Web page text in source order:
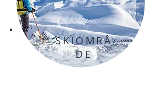
SKIOMRÅ
DE